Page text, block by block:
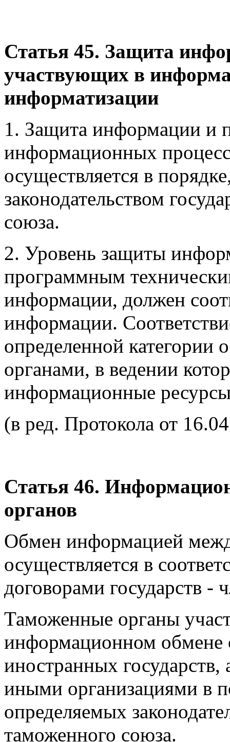
Статья 45. Защита
участвующих в
информатизации
1. Защита информации и
информационных
осуществляется в
законодательством
союза.
2. Уровень защиты
программным
информации, должен
информации.
определенной категории
органами, в ведении
информационные
(в ред. Протокола от
Статья 46.
органов
Обмен информацией
осуществляется в
договорами государств -
Таможенные органы
информационном
иностранных
иными организациями в
определяемых
таможенного союза.